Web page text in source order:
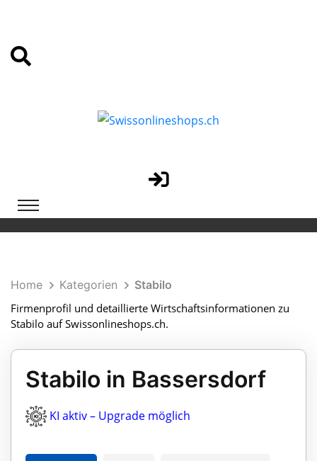
Home Kategorien
Stabilo
Firmenprofil und detaillierte Wirtschaftsinformationen zu
Stabilo auf Swissonlineshops.ch.
Stabilo in Bassersdorf
KI aktiv – Upgrade möglich